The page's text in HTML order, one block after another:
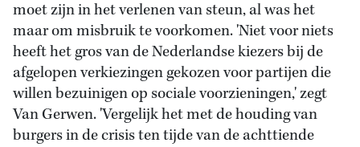
moet zijn in het verlenen van steun, al was het
maar om misbruik te voorkomen. 'Niet voor niets
heeft het gros van de Nederlandse kiezers bij de
afgelopen verkiezingen gekozen voor partijen die
willen bezuinigen op sociale voorzieningen,' zegt
Van Gerwen. 'Vergelijk het met de houding van
burgers in de crisis ten tijde van de achttiende